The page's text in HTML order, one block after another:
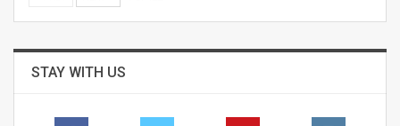
STAY WITH US